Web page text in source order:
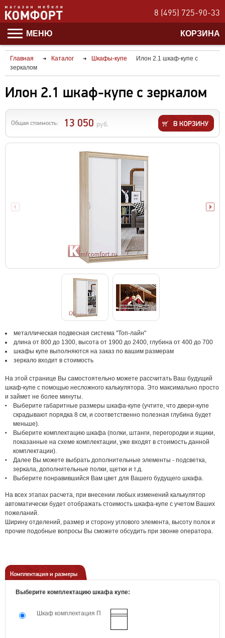
8 (495) 725-90-33
МЕНЮ КОРЗИНА
Главная Каталог Шкафы-купе
Илон 2.1 шкаф-купе с
зеркалом
Илон 2.1 шкаф-купе с зеркалом
Общая стоимость: 13 050 руб.
металлическая подвесная система "Топ-лайн"
длина от 800 до 1300, высота от 1900 до 2400, глубина от 400 до 700
шкафы купе выполняются на заказ по вашим размерам
зеркало входит в стоимость
На этой странице Вы самостоятельно можете рассчитать Ваш будущий
шкаф-купе с помощью несложного калькулятора. Это максимально просто
и займет не более минуты.
Выберите габаритные размеры шкафа-купе (учтите, что двери-купе
скрадывают порядка 8 см, и соответственно полезная глубина будет
меньше).
Выберите комплектацию шкафа (полки, штанги, перегородки и ящики,
показанные на схеме комплектации, уже входят в стоимость данной
комплектации).
Далее Вы можете выбрать дополнительные элементы - подсветка,
зеркала, дополнительные полки, щетки и т.д.
Выберите понравившийся Вам цвет для Вашего будущего шкафа.
На всех этапах расчета, при внесении любых изменений калькулятор
автоматически будет отображать стоимость шкафа-купе с учетом Ваших
пожеланий.
Ширину отделений, размер и сторону углового элемента, высоту полок и
прочие подобные вопросы Вы сможете обсудить при звонке оператора.
Комплектация и размеры
Выберите комплектацию шкафа купе:
Шкаф комплектация П